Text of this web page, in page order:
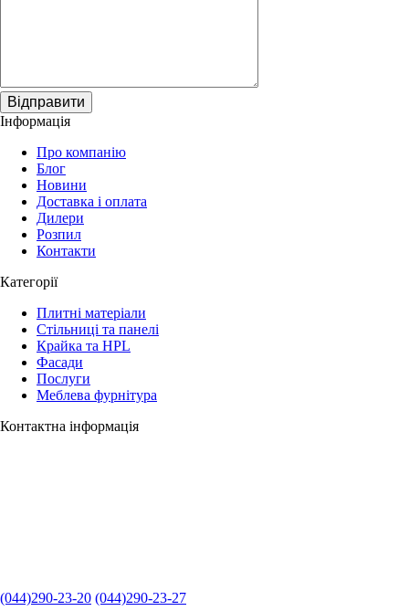
Відправити
Інформація
Про компанію
Блог
Новини
Доставка і оплата
Дилери
Розпил
Контакти
Категорії
Плитні матеріали
Стільниці та панелі
Крайка та HPL
Фасади
Послуги
Меблева фурнітура
Контактна інформація
(044)290-23-20 (044)290-23-27